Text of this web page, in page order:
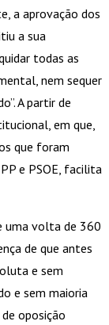
a aprovação dos
a sua
todas as
nem sequer
A partir de
em que,
que foram
e PSOE, facilita
uma volta de 360
de que antes
e sem
e sem maioria
oposição